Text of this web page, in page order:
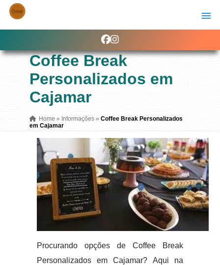
Coffee Break
Personalizados em
Cajamar
Home » Informações » Coffee Break Personalizados
em Cajamar
Procurando opções de Coffee Break
Personalizados em Cajamar? Aqui na